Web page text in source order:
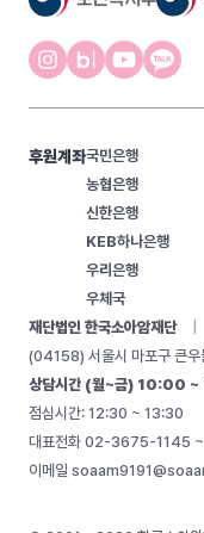
재단법인 한국소아암재단
(04158) 서울시 마포구 큰
상담시간 (월~금) 10:00
점심시간: 12:30 ~ 13:30
대표전화 02-3675-1145
이메일
후원계좌국민은행
농협은행
신한은행
KEB하나은행
우리은행
우체국